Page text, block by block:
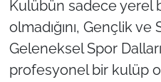
Kulübün sadece yerel
olmadığını, Gençlik ve
Geleneksel Spor
profesyonel bir kulüp